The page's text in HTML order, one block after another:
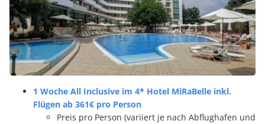
1 Woche All Inclusive im 4* Hotel MiRaBelle inkl.
Flügen ab 361€ pro Person
Preis pro Person (variiert je nach Abflughafen und